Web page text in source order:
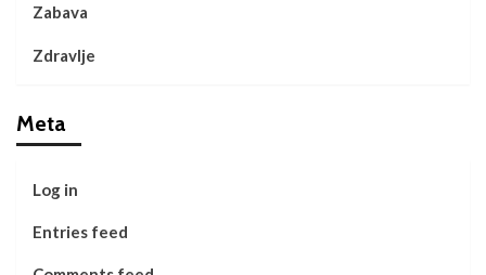
Zabava
Zdravlje
Meta
Log in
Entries feed